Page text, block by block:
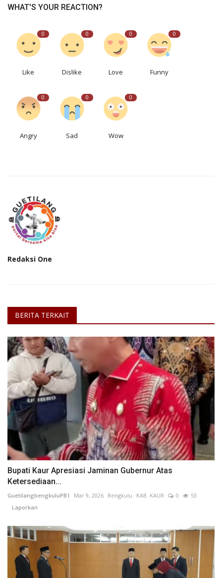
WHAT'S YOUR REACTION?
0
Like
0
Dislike
0
Love
0
Funny
0
Angry
0
Sad
0
Wow
Redaksi One
BERITA TERKAIT
Bupati Kaur Apresiasi Jaminan Gubernur Atas
Ketersediaan...
GuetilangbengkuluPB1 Mar 9, 2026 Bengkulu KAB. KAUR 0
53
Laporkan